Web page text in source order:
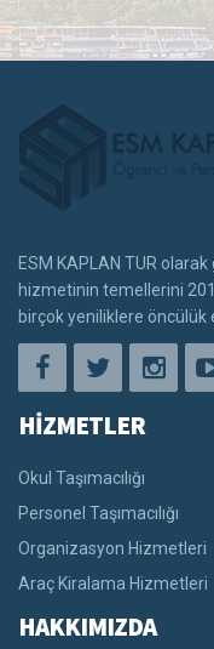
ESM KAPLAN TUR
hizmetinin temellerini
birçok yeniliklere
HİZMETLER
Okul Taşımacılığı
Personel Taşımacılığı
Organizasyon Hizmetleri
Araç Kiralama Hizmetleri
HAKKIMIZDA